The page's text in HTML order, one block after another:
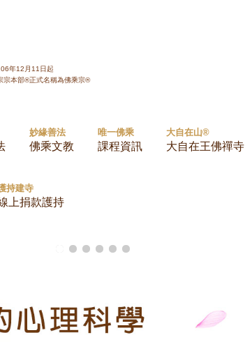
年12月11日起
宗本部®正式名稱為佛乘宗®
妙緣善法
佛乘文教
唯一佛乘
課程資訊
大自在山®
大自在王佛禪寺
持建寺
上捐款護持